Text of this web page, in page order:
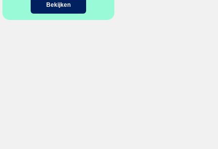
Bekijken